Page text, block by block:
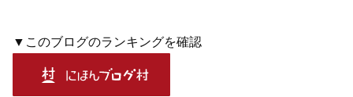
▼このブログのランキングを確認